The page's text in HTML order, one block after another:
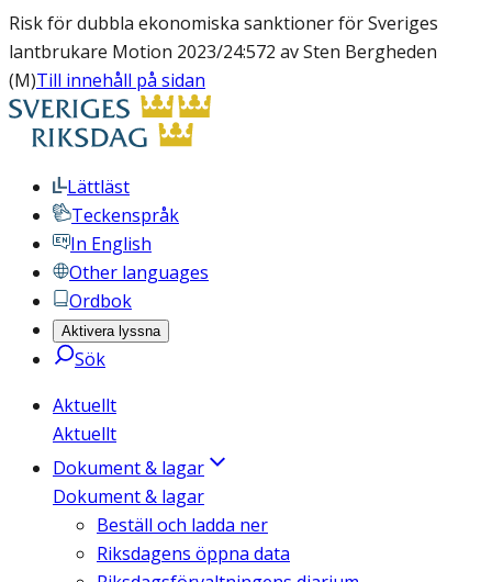
Risk för dubbla ekonomiska sanktioner för Sveriges
lantbrukare Motion 2023/24:572 av Sten Bergheden
(M)Till innehåll på sidan
Lättläst
Teckenspråk
In English
Other languages
Ordbok
Aktivera lyssna
Sök
Aktuellt
Aktuellt
Dokument & lagar
Dokument & lagar
Beställ och ladda ner
Riksdagens öppna data